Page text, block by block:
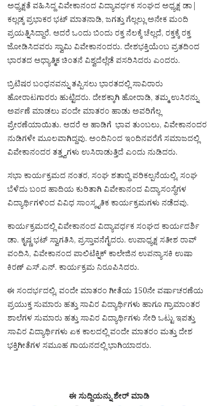
ಅಧ್ಯಕ್ಷತೆ ವಹಿಸಿದ್ದ ವಿವೇಕಾನಂದ ವಿದ್ಯಾವರ್ಧಕ ಸಂಘದ ಅಧ್ಯಕ್ಷ ಡಾ|
ಕಲ್ಲಡ್ಕ ಪ್ರಭಾಕರ ಭಟ್ ಮಾತನಾಡಿ, ಜಗತ್ತು ಗೆಲ್ಲಲ್ಲು ಅನೇಕ ಮಂದಿ
ಪ್ರಯತ್ನಿಸಿದ್ದಾರೆ. ಆದರೆ ಒಂದು ಬಿಂದು ರಕ್ತ ನೆಲಕ್ಕೆ ಚೆಲ್ಲದೆ, ರಕ್ತಕ್ಕೆ ರಕ್ತ
ಜೋಡಿಸಿದವರು ಸ್ವಾಮಿ ವಿವೇಕಾನಂದರು. ದೇಶಭಕ್ತಿಯೆಂಬ ವ್ರತದಿಂದ
ಭಾರತದ ಆಧ್ಯಾತ್ಮಿಕ ಚಿಂತನೆ ವಿಶ್ವದೆಲ್ಲೆಡೆ ಪಸರಿಸಿದರು ಎಂದರು.
ಬ್ರಿಟಿಷರ ಬಂಧನವನ್ನು ತಪ್ಪಿಸಲು ಭಾರತದಲ್ಲಿ ಸಾವಿರಾರು
ಹೋರಾಟಗಾರರು ಹುಟ್ಟಿದರು. ದೇಶಕ್ಕಾಗಿ ಹೋರಾಡಿ, ತಮ್ಮ ಉಸಿರನ್ನು
ಅರ್ಪಣೆ ಮಾಡಲು ವಂದೇ ಮಾತರಂ ಹಾಡು ಅವರಿಗೆಲ್ಲ
ಪ್ರೇರಣೆಯಾಯಿತು. ಆದರೆ ಆ ಹಾಡಿಗೆ ಭಾವ ತುಂಬಲು, ವಿವೇಕಾನಂದರ
ನುಡಿಗಳೇ ಮೂಲವಾಗಿದ್ದವು. ಅಂದಿನಿಂದ ಇಂದಿನವರೆಗೆ ಸಮಾಜದಲ್ಲಿ
ವಿವೇಕಾನಂದರ ತತ್ತ್ವಗಳು ಉಸಿರಾಡುತ್ತಿದೆ ಎಂದು ನುಡಿದರು.
ಸಭಾ ಕಾರ್ಯಕ್ರಮದ ನಂತರ, ಸಂಘ ಶತಾಬ್ಧಿ ಪರಿಕಲ್ಪನೆಯಲ್ಲಿ, ಸಂಘ
ಬೆಳೆದು ಬಂದ ಹಾದಿಯ ಕುರಿತಾಗಿ ವಿವೇಕಾನಂದ ವಿದ್ಯಾಸಂಸ್ಥೆಗಳ
ವಿದ್ಯಾರ್ಥಿಗಳಿಂದ ವಿವಿಧ ಸಾಂಸ್ಕೃತಿಕ ಕಾರ್ಯಕ್ರಮಗಳು ನಡೆದವು.
ಕಾರ್ಯಕ್ರಮದಲ್ಲಿ ವಿವೇಕಾನಂದ ವಿದ್ಯಾವರ್ಧಕ ಸಂಘದ ಕಾರ್ಯದರ್ಶಿ
ಡಾ. ಕೃಷ್ಣ ಭಟ್ ಸ್ವಾಗತಿಸಿ, ಪ್ರಸ್ತಾವನೆಗೈದರು. ಉಪಾಧ್ಯಕ್ಷ ಸತೀಶ ರಾವ್
ವಂದಿಸಿ, ವಿವೇಕಾನಂದ ಪಾಲಿಟೆಕ್ನಿಕ್ ಕಾಲೇಜಿನ ಉಪನ್ಯಾಸಕಿ ಉಷಾ
ಕಿರಣ್ ಎಸ್.ಎನ್. ಕಾರ್ಯಕ್ರಮ ನಿರೂಪಿಸಿದರು.
ಈ ಸಂದರ್ಭದಲ್ಲಿ, ವಂದೇ ಮಾತರಂ ಗೀತೆಯ 150ನೇ ವರ್ಷಾಚರಣೆಯ
ಪ್ರಯುಕ್ತ ಸುಮಾರು ಹತ್ತು ಸಾವಿರ ವಿದ್ಯಾರ್ಥಿಗಳು ಹಾಗೂ ಗ್ರಾಮಾಂತರ
ಶಾಲೆಗಳ ಸುಮಾರು ಹತ್ತು ಸಾವಿರ ವಿದ್ಯಾರ್ಥಿಗಳು ಸೇರಿ ಒಟ್ಟು ಇಪತ್ತು
ಸಾವಿರ ವಿದ್ಯಾರ್ಥಿಗಳು ಏಕ ಕಾಲದಲ್ಲಿ ವಂದೇ ಮಾತರಂ ಮತ್ತು ದೇಶ
ಭಕ್ತಿಗೀತೆಗಳ ಸಮೂಹ ಗಾಯನದಲ್ಲಿ ಭಾಗಿಯಾದರು.
ಈ ಸುದ್ದಿಯನ್ನು ಶೇರ್ ಮಾಡಿ